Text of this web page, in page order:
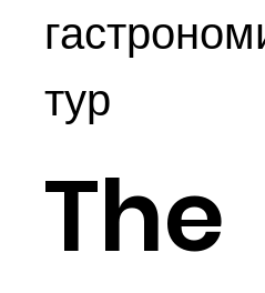
тур
The